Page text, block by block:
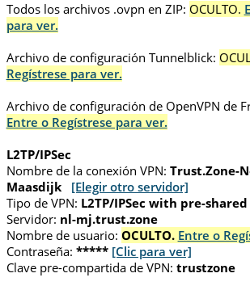
Todos los archivos .ovpn en ZIP: OCULTO.
para ver.
Archivo de configuración Tunnelblick:
Regístrese para ver.
Archivo de configuración de OpenVPN de
Entre o Regístrese para ver.
L2TP/IPSec
Nombre de la conexión VPN: Trust.Zone-
Maasdijk
[Elegir otro servidor]
Tipo de VPN: L2TP/IPSec with pre-
Servidor: nl-mj.trust.zone
Nombre de usuario: OCULTO. Entre o
Contraseña: ***** [Clic para ver]
Clave pre-compartida de VPN: trustzone